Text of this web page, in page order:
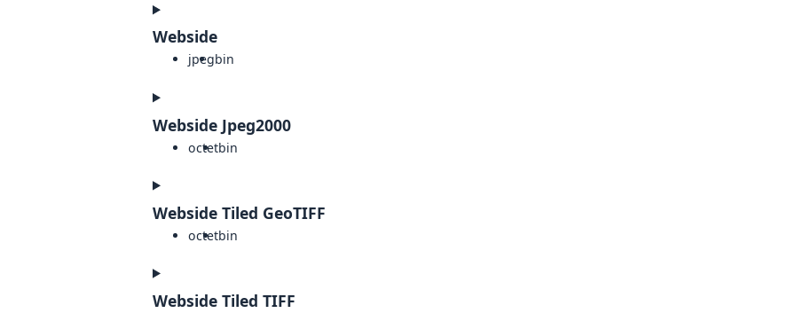
Webside
jpegbin
Webside Jpeg2000
octetbin
Webside Tiled GeoTIFF
octetbin
Webside Tiled TIFF